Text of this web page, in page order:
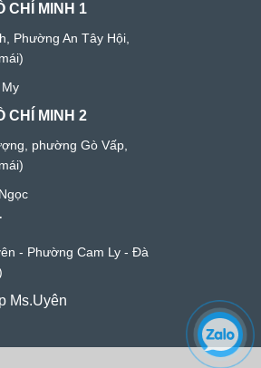
CHÍ MINH 1
Phường An Tây Hội,
CHÍ MINH 2
phường Gò Vấp,
- Phường Cam Ly - Đà
Ms.Uyên